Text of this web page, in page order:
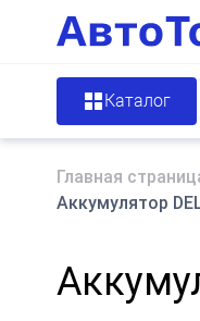
Каталог
Главная
Аккумулятор